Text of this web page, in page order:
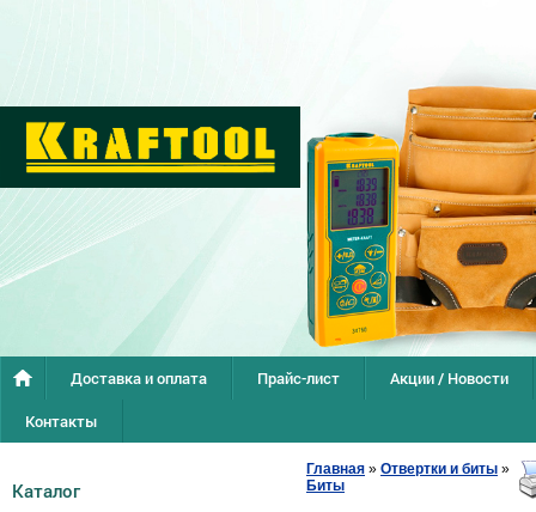
Доставка и оплата Прайс-лист
Акции / Новости
Контакты
Каталог
Главная » Отвертки и биты »
Биты